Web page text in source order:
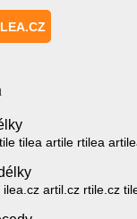
tilea artile rtilea
artil.cz rtile.cz